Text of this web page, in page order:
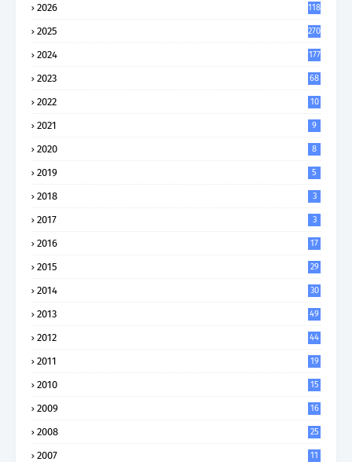
2026 118
2025 270
2024 177
2023 68
2022 10
2021 9
2020 8
2019 5
2018 3
2017 3
2016 17
2015 29
2014 30
2013 49
2012 44
2011 19
2010 15
2009 16
2008 25
2007 11